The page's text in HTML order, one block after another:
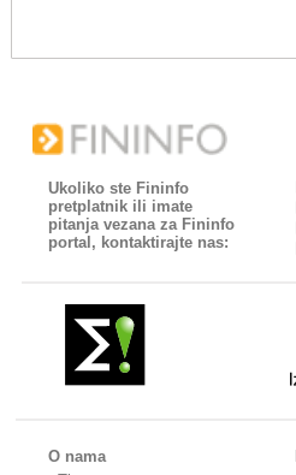
Ukoliko ste Fininfo
pretplatnik ili imate
pitanja vezana za Fininfo
portal, kontaktirajte nas:
O nama